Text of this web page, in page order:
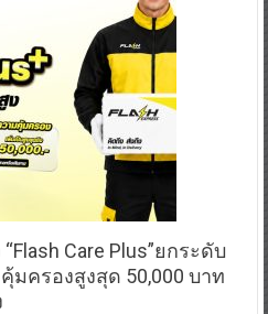
Care Plus”ยกระดับ
มครองสูงสุด 50,000 บาท